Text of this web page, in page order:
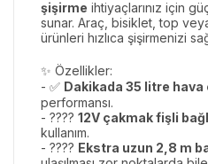
şişirme ihtiyaçlarınız için
sunar. Araç, bisiklet, top
ürünleri hızlıca şişirmenizi
✨ Özellikler:
- ✅ Dakikada 35 litre hava
performansı.
- ???? 12V çakmak fişli
kullanım.
- ???? Ekstra uzun 2,8 m